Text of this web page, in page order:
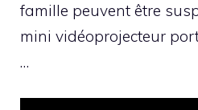
famille peuvent être
mini vidéoprojecteur
…